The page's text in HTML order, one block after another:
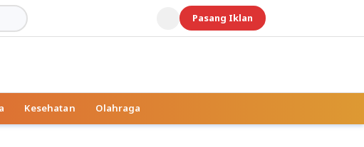
Pasang Iklan
Kesehatan Olahraga